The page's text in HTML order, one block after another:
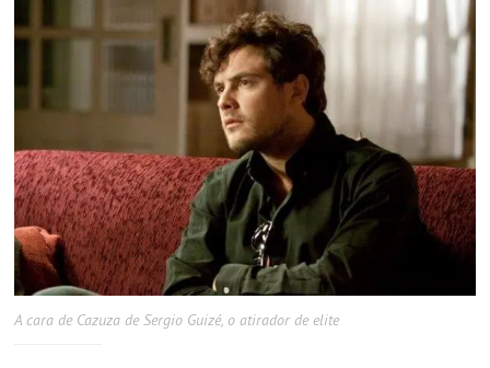
A cara de Cazuza de Sergio Guizé, o atirador de elite